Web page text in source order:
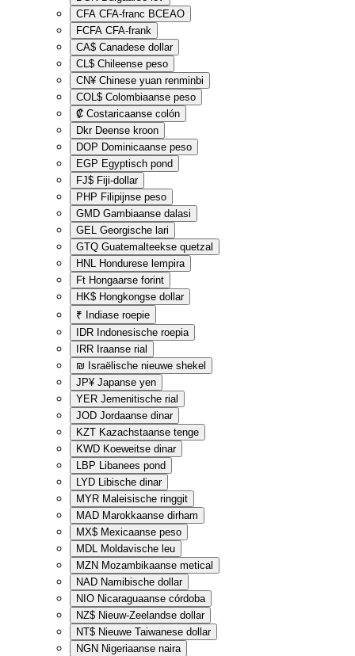
CFA CFA-franc BCEAO
FCFA CFA-frank
CA$ Canadese dollar
CL$ Chileense peso
CN¥ Chinese yuan renminbi
COL$ Colombiaanse peso
₡ Costaricaanse colón
Dkr Deense kroon
DOP Dominicaanse peso
EGP Egyptisch pond
FJ$ Fiji-dollar
PHP Filipijnse peso
GMD Gambiaanse dalasi
GEL Georgische lari
GTQ Guatemalteekse quetzal
HNL Hondurese lempira
Ft Hongaarse forint
HK$ Hongkongse dollar
₹ Indiase roepie
IDR Indonesische roepia
IRR Iraanse rial
₪ Israëlische nieuwe shekel
JP¥ Japanse yen
YER Jemenitische rial
JOD Jordaanse dinar
KZT Kazachstaanse tenge
KWD Koeweitse dinar
LBP Libanees pond
LYD Libische dinar
MYR Maleisische ringgit
MAD Marokkaanse dirham
MX$ Mexicaanse peso
MDL Moldavische leu
MZN Mozambikaanse metical
NAD Namibische dollar
NIO Nicaraguaanse córdoba
NZ$ Nieuw-Zeelandse dollar
NT$ Nieuwe Taiwanese dollar
NGN Nigeriaanse naira